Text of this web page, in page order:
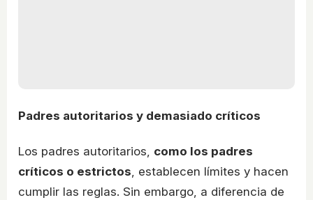
Padres autoritarios y demasiado críticos
Los padres autoritarios, como los padres
críticos o estrictos, establecen límites y hacen
cumplir las reglas. Sin embargo, a diferencia de